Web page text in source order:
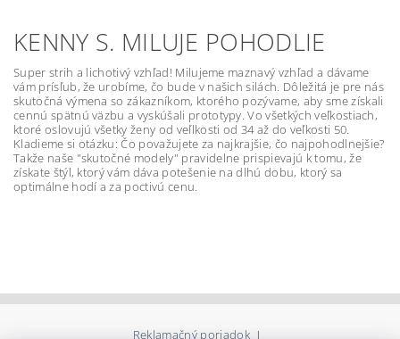
KENNY S. MILUJE POHODLIE
Super strih a lichotivý vzhľad! Milujeme maznavý vzhľad a dávame
vám prísľub, že urobíme, čo bude v našich silách. Dôležitá je pre nás
skutočná výmena so zákazníkom, ktorého pozývame, aby sme získali
cennú spätnú väzbu a vyskúšali prototypy. Vo všetkých veľkostiach,
ktoré oslovujú všetky ženy od veľlkosti od 34 až do veľkosti 50.
Kladieme si otázku: Čo považujete za najkrajšie, čo najpohodlnejšie?
Takže naše "skutočné modely" pravidelne prispievajú k tomu, že
získate štýl, ktorý vám dáva potešenie na dlhú dobu, ktorý sa
optimálne hodí a za poctivú cenu.
Reklamačný poriadok